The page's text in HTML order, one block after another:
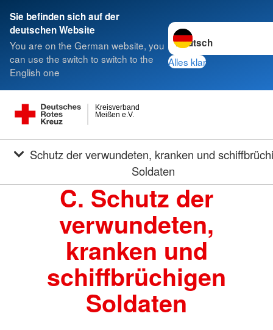
Sie befinden sich auf der
deutschen Website
You are on the German website, you
can use the switch to switch to the
English one
Sprache wechseln zu
Alles klar
Meißen e.V.
Kreisverband
Soldaten
C. Schutz der
verwundeten,
kranken und
schiffbrüchigen
Soldaten